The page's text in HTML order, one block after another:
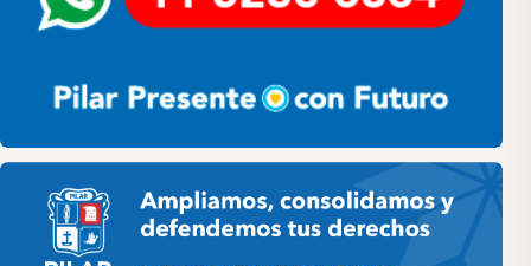
Pilar HCD